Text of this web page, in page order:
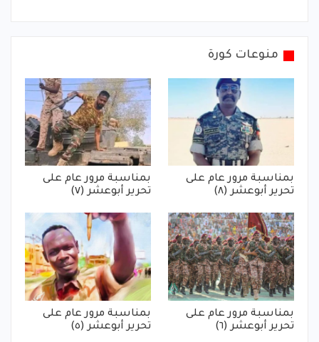
منوعات كورة
بمناسبة مرور عام على
تحرير أبوعشر (٨)
بمناسبة مرور عام على
تحرير أبوعشر (٧)
بمناسبة مرور عام على
تحرير أبوعشر (٦)
بمناسبة مرور عام على
تحرير أبوعشر (٥)